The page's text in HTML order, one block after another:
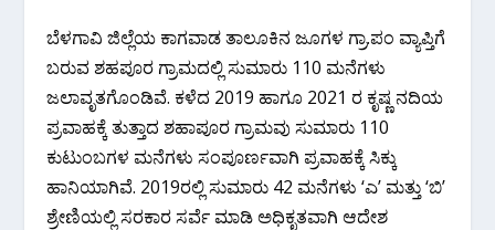
ಬೆಳಗಾವಿ ಜಿಲ್ಲೆಯ ಕಾಗವಾಡ ತಾಲೂಕಿನ ಜೂಗಳ ಗ್ರಾ.ಪಂ ವ್ಯಾಪ್ತಿಗೆ
ಬರುವ ಶಹಪೂರ ಗ್ರಾಮದಲ್ಲಿ ಸುಮಾರು‌ 110 ಮನೆಗಳು
ಜಲಾವೃತಗೊಂಡಿವೆ. ಕಳೆದ 2019 ಹಾಗೂ 2021 ರ ಕೃಷ್ಣ ನದಿಯ
ಪ್ರವಾಹಕ್ಕೆ ತುತ್ತಾದ ಶಹಾಪೂರ ಗ್ರಾಮವು ಸುಮಾರು 110
ಕುಟುಂಬಗಳ ಮನೆಗಳು ಸಂಪೂರ್ಣವಾಗಿ ಪ್ರವಾಹಕ್ಕೆ ಸಿಕ್ಕು
ಹಾನಿಯಾಗಿವೆ. 2019ರಲ್ಲಿ ಸುಮಾರು 42 ಮನೆಗಳು ‘ಎ’ ಮತ್ತು ‘ಬಿ’
ಶ್ರೇಣಿಯಲ್ಲಿ ಸರಕಾರ ಸರ್ವೆ ಮಾಡಿ ಅಧಿಕೃತವಾಗಿ ಆದೇಶ